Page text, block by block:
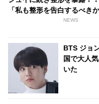
「私も整形を告白するべきか
NEWS
BTS ジョ
国で大人
いた